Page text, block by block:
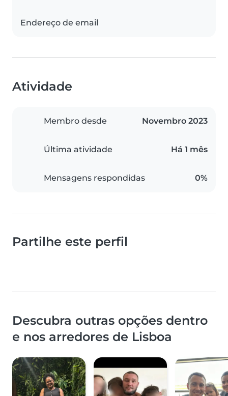
Endereço de email
Atividade
Membro desde Novembro 2023
Última atividade Há 1 mês
Mensagens respondidas 0%
Partilhe este perfil
Descubra outras opções dentro
e nos arredores de Lisboa